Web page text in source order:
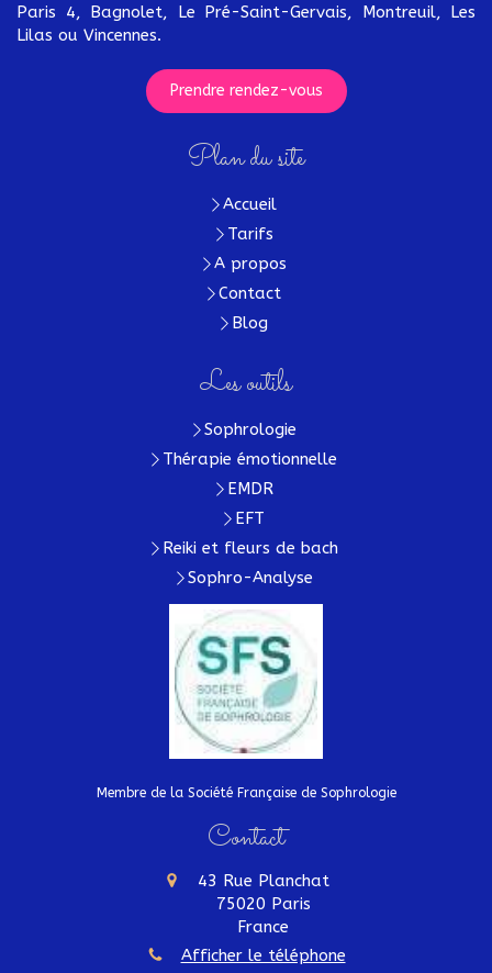
Paris 4, Bagnolet, Le Pré-Saint-Gervais, Montreuil, Les
Lilas ou Vincennes.
Prendre rendez-vous
Plan du site
Accueil
Tarifs
A propos
Contact
Blog
Les outils
Sophrologie
Thérapie émotionnelle
EMDR
EFT
Reiki et fleurs de bach
Sophro-Analyse
Membre de la Société Française de Sophrologie
Contact
43 Rue Planchat
75020 Paris
France
Afficher le téléphone